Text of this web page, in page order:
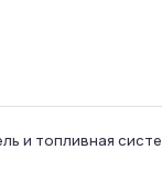
и топливная